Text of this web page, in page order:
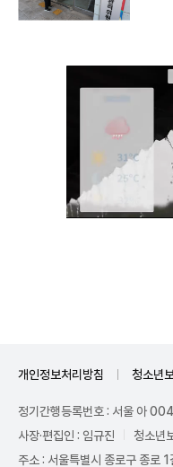
개인정보처리방침 청소년
정기간행등록번호 : 서울 아
사장·편집인 : 임규진
청소년
주소 : 서울특별시 종로구 종로